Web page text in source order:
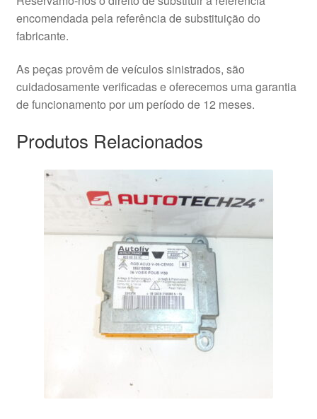
encomendada pela referência de substituição do
fabricante.
As peças provêm de veículos sinistrados, são
cuidadosamente verificadas e oferecemos uma garantia
de funcionamento por um período de 12 meses.
Produtos Relacionados